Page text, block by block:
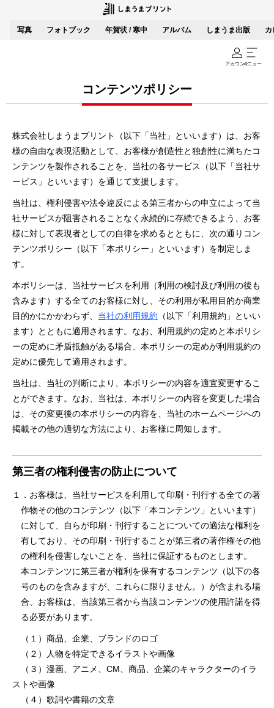
写真 フォトブック 年賀状 / 寒中 アルバム しまうま出版 カ
アカウントメニュー
コンテンツポリシー
株式会社しまうまプリント（以下「当社」といいます）は、お客
様の⾃由な表現活動として、お客様が創造性と独創性に満ちたコ
ンテンツを製作されることを、当社の各サービス（以下「当社サ
ービス」といいます）を通じて⽀援します。
当社は、権利侵害や法令違反による第三者からの申⽴によって当
社サービスが阻害されることなく永続的に存続できるよう、お客
様に対して表現者としての⾃律を求めるとともに、次の通りコン
テンツポリシー（以下「本ポリシー」といいます）を制定しま
す。
本ポリシーは、当社サービスを利⽤（利⽤の検討及び利⽤の後も
含みます）する全てのお客様に対し、その利⽤が私⽤⽬的か商業
⽬的かにかかわらず、 当社の利⽤規約 （以下「利⽤規約」といい
ます）とともに適⽤されます。なお、利⽤規約の定めと本ポリシ
ーの定めに⽭盾抵触がある場合、本ポリシーの定めが利⽤規約の
定めに優先して適⽤されます。
当社は、当社の判断により、本ポリシーの内容を適宜変更するこ
とができます。なお、当社は、本ポリシーの内容を変更した場合
は、その変更後の本ポリシーの内容を、当社のホームページへの
掲載その他の適切な⽅法により、お客様に周知します。
第三者の権利侵害の防⽌について
１．お客様は、当社サービスを利⽤して印刷・刊⾏する全ての著
作物その他のコンテンツ（以下「本コンテンツ」といいます）
に対して、⾃らが印刷・刊⾏することについての適法な権利を
有しており、その印刷・刊⾏することが第三者の著作権その他
の権利を侵害しないことを、当社に保証するものとします。
本コンテンツに第三者が権利を保有するコンテンツ（以下の各
号のものを含みますが、これらに限りません。）が含まれる場
合、お客様は、当該第三者から当該コンテンツの使⽤許諾を得
る必要があります。
（１）商品、企業、ブランドのロゴ
（２）⼈物を特定できるイラストや画像
（３）漫画、アニメ、CM、商品、企業のキャラクターのイラ
ストや画像
（４）歌詞や書籍の⽂章